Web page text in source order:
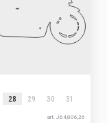
28 29 30 31
art. J64,806,26